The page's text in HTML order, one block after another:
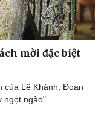
mời đặc biệt
của Lê Khánh, Đoan
ngào".